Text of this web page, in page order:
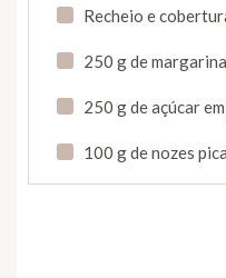
Recheio e
250 g de margarina
250 g de açúcar
100 g de nozes